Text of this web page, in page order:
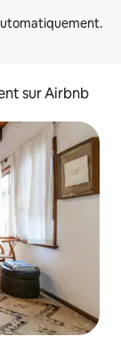
sur Airbnb